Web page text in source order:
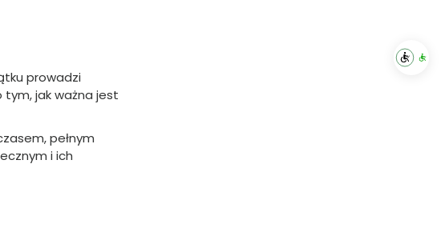
prowadzi
tym, jak ważna jest
pełnym
i ich